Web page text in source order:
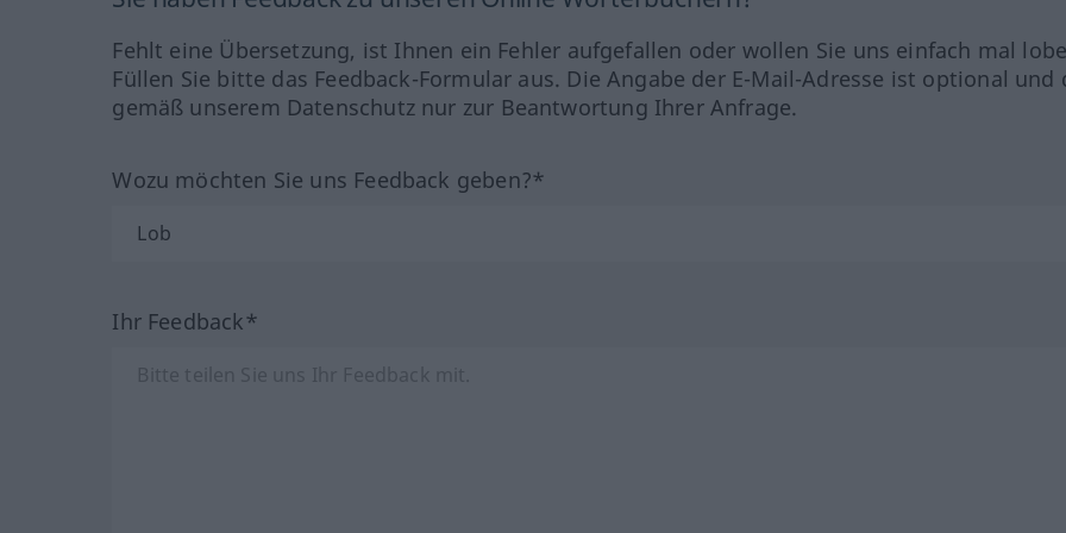
Fehlt eine Übersetzung, ist Ihnen ein Fehler aufgefallen oder wollen Sie uns einfach mal
Füllen Sie bitte das Feedback-Formular aus. Die Angabe der E-Mail-Adresse ist optional und
gemäß unserem Datenschutz nur zur Beantwortung Ihrer Anfrage.
Wozu möchten Sie uns Feedback geben?*
Ihr Feedback*